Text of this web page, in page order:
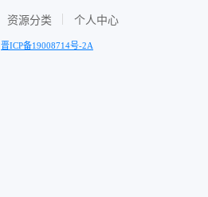
资源分类 个人中心
晋ICP备19008714号-2A